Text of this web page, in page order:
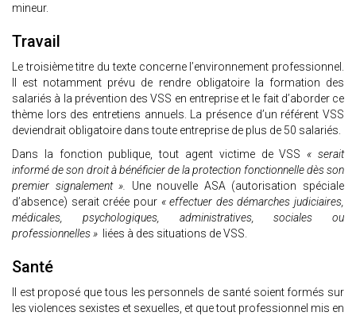
mineur.
Travail
Le troisième titre du texte concerne l’environnement professionnel.
Il est notamment prévu de rendre obligatoire la formation des
salariés à la prévention des VSS en entreprise et le fait d’aborder ce
thème lors des entretiens annuels. La présence d’un référent VSS
deviendrait obligatoire dans toute entreprise de plus de 50 salariés.
Dans la fonction publique, tout agent victime de VSS « serait
informé de son droit à bénéficier de la protection fonctionnelle dès son
premier signalement ». Une nouvelle ASA (autorisation spéciale
d’absence) serait créée pour « effectuer des démarches judiciaires,
médicales, psychologiques, administratives, sociales ou
professionnelles »
liées à des situations de VSS.
Santé
Il est proposé que tous les personnels de santé soient formés sur
les violences sexistes et sexuelles, et que tout professionnel mis en